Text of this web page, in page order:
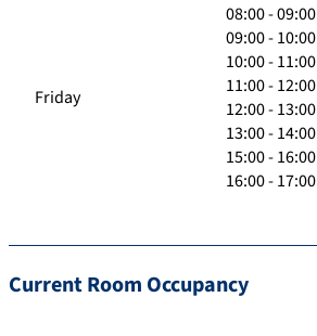
Friday
08:00 - 09:00
09:00 - 10:00
10:00 - 11:00
11:00 - 12:00
12:00 - 13:00
13:00 - 14:00
15:00 - 16:00
16:00 - 17:00
Current Room Occupancy